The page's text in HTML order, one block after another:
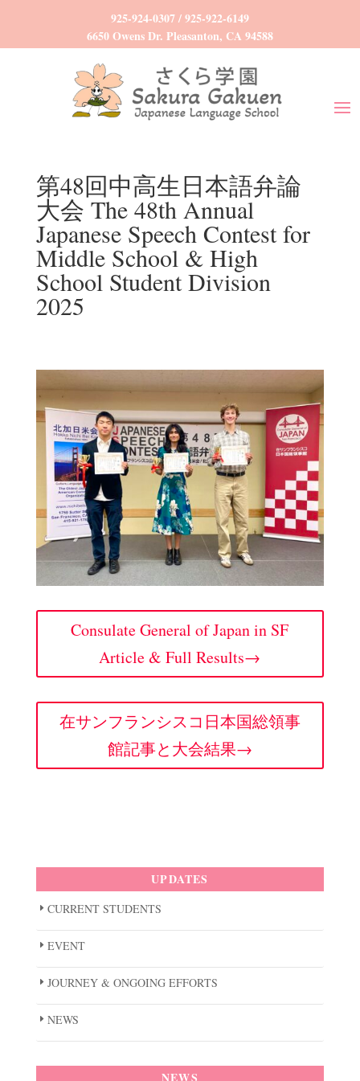
925-924-0307/925-922-6149
6650 Owens Dr. Pleasanton, CA 94588
第48回中高生日本語弁論
大会 The 48th Annual
Japanese Speech Contest for
Middle School & High
School Student Division
2025
Consulate General of Japan in SF
Article & Full Results→
在サンフランシスコ日本国総領事
館記事と大会結果→
UPDATES
CURRENT STUDENTS
EVENT
JOURNEY & ONGOING EFFORTS
NEWS
NEWS